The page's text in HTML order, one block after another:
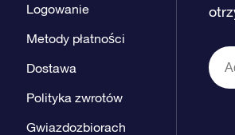
Logowanie
Metody płatności
Dostawa
Polityka zwrotów
Gwiazdozbiorach